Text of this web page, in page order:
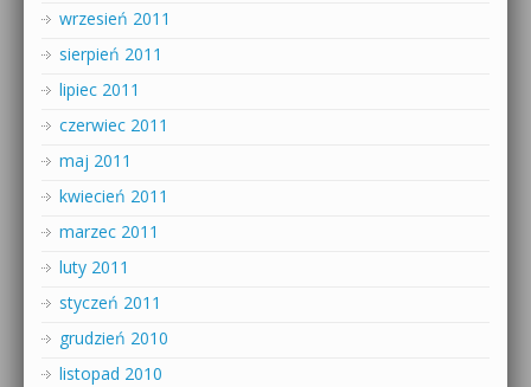
wrzesień 2011
sierpień 2011
lipiec 2011
czerwiec 2011
maj 2011
kwiecień 2011
marzec 2011
luty 2011
styczeń 2011
grudzień 2010
listopad 2010